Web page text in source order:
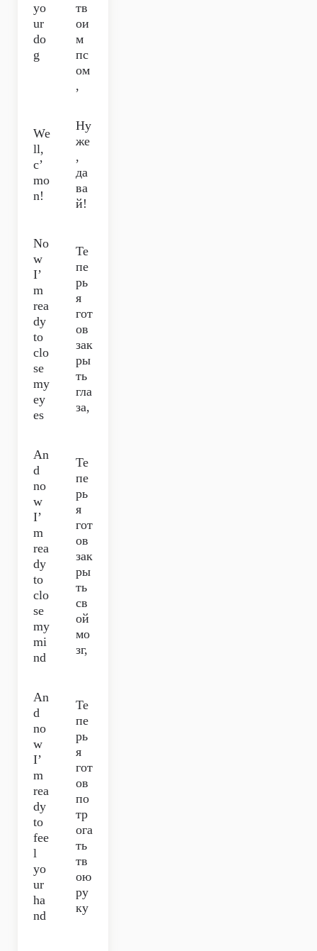
yo
ur
do
g
тв
ои
м
пс
ом
,
We
ll,
c’
mo
n!
Ну
же
,
да
ва
й!
No
w
I’
m
rea
dy
to
clo
se
my
ey
es
Те
пе
рь
я
гот
ов
зак
ры
ть
гла
за,
An
d
no
w
I’
m
rea
dy
to
clo
se
my
mi
nd
Те
пе
рь
я
гот
ов
зак
ры
ть
св
ой
мо
зг,
An
d
no
w
I’
m
rea
dy
to
fee
l
yo
ur
ha
nd
Те
пе
рь
я
гот
ов
по
тр
ога
ть
тв
ою
ру
ку